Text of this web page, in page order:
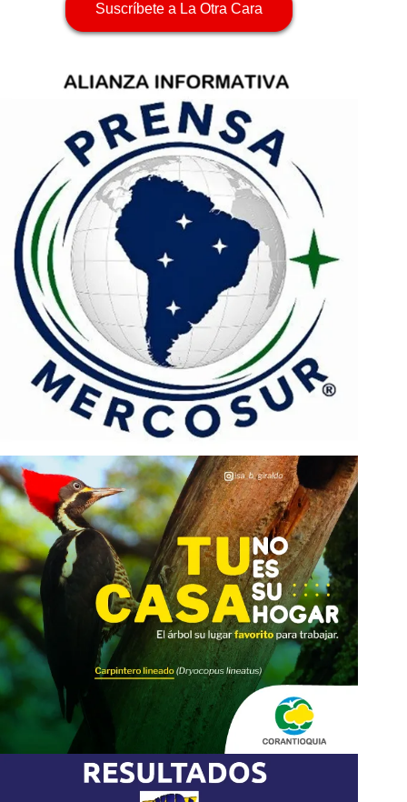
Suscríbete a La Otra Cara